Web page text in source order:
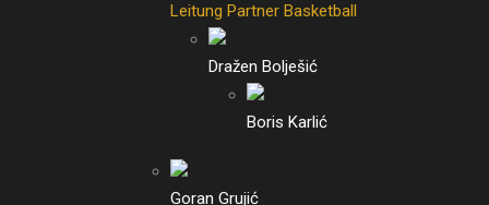
Leitung Partner Basketball
Dražen Bolješić
Boris Karlić
Goran Grujić